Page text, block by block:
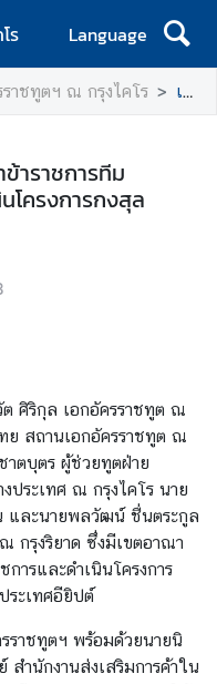
ร
Language
ราชทูตฯ ณ กรุงไคโร เอกอัครราชทูต ณ กรุงไคโร นำข้าราชการทีมประเทศไทยไปราชการและดำเนินโครงการกงสุลสัญจร ณ เมืองเฮอร์กาดา
าราชการทีม
นโครงการกงสุล
ศิริกุล เอกอัครราชทูต ณ
ย สถานเอกอัครราชทูต ณ
าตบุตร ผู้ช่วยทูตฝ่าย
ประเทศ ณ กรุงไคโร นาย
และนายพลวัฒน์ ชื่นตระกูล
กรุงริยาด ซึ่งมีเขตอาณา
ารและดำเนินโครงการ
ระเทศอียิปต์
ราชทูตฯ พร้อมด้วยนายนิ
ำนักงานส่งเสริมการค้าใน